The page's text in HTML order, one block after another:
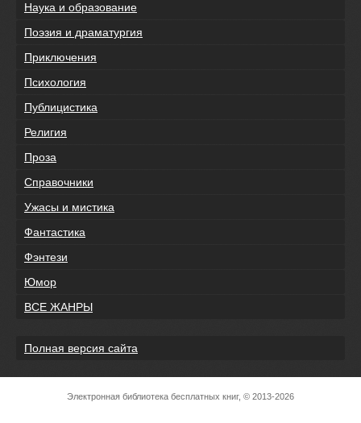
Наука и образование
Поэзия и драматургия
Приключения
Психология
Публицистика
Религия
Проза
Справочники
Ужасы и мистика
Фантастика
Фэнтези
Юмор
ВСЕ ЖАНРЫ
Полная версия сайта
Электронная библиотека бесплатных книг, © 2013-2026